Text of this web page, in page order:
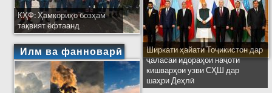
КҲФ: Ҳамкориҳо бозҳам
тақвият ёфтаанд
Илм ва фанноварӣ
Ширкати ҳайати Тоҷикистон дар
ҷаласаи идораҳои наҷоти
кишварҳои узви СҲШ дар
шаҳри Деҳлӣ